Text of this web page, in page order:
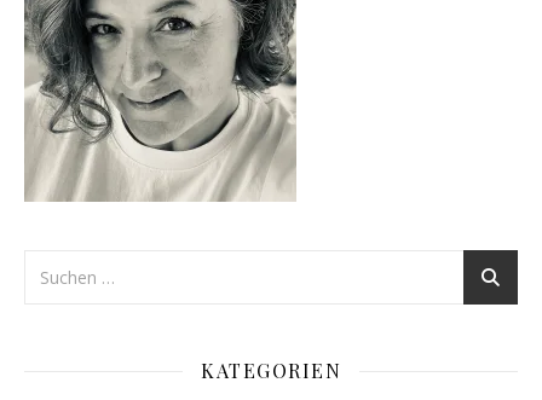
KATEGORIEN